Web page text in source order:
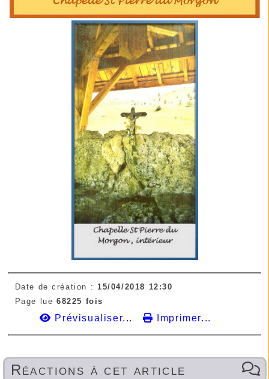
Date de création : 15/04/2018 12:30
Page lue 68225 fois
Prévisualiser... Imprimer...
Réactions à cet article